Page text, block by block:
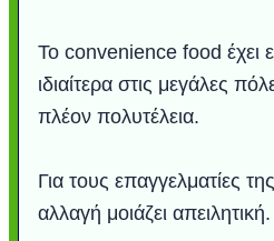
Το convenience food έχει
ιδιαίτερα στις μεγάλες
πλέον πολυτέλεια.
Για τους επαγγελματίες
αλλαγή μοιάζει απειλητική.